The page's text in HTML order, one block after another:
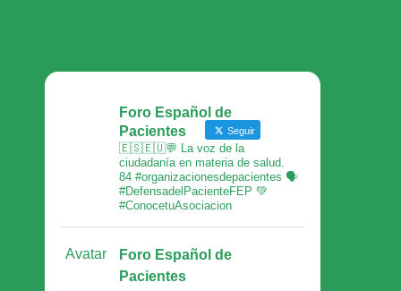
Foro Español de
Pacientes
Seguir
🇪🇸🇪🇺💬 La voz de la
ciudadanía en materia de salud.
84 #organizacionesdepacientes 🗣
#DefensadelPacienteFEP 💚
#ConocetuAsociacion
Avatar
Foro Español de
Pacientes